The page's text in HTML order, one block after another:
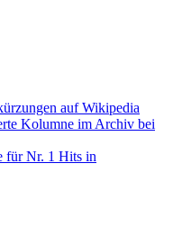
auf Wikipedia
Kolumne im Archiv bei
für Nr. 1 Hits in